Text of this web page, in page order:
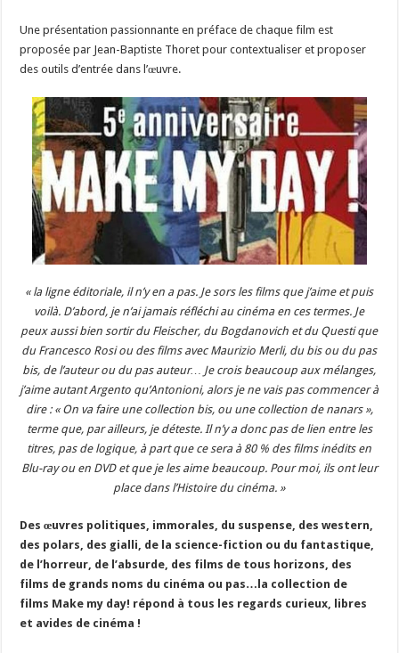
Une présentation passionnante en préface de chaque film est
proposée par Jean-Baptiste Thoret pour contextualiser et proposer
des outils d’entrée dans l’œuvre.
« la ligne éditoriale, il n’y en a pas. Je sors les films que j’aime et puis
voilà. D’abord, je n’ai jamais réfléchi au cinéma en ces termes. Je
peux aussi bien sortir du Fleischer, du Bogdanovich et du Questi que
du Francesco Rosi ou des films avec Maurizio Merli, du bis ou du pas
bis, de l’auteur ou du pas auteur… Je crois beaucoup aux mélanges,
j’aime autant Argento qu’Antonioni, alors je ne vais pas commencer à
dire : « On va faire une collection bis, ou une collection de nanars »,
terme que, par ailleurs, je déteste. Il n’y a donc pas de lien entre les
titres, pas de logique, à part que ce sera à 80 % des films inédits en
Blu-ray ou en DVD et que je les aime beaucoup. Pour moi, ils ont leur
place dans l’Histoire du cinéma. »
Des œuvres politiques, immorales, du suspense, des western,
des polars, des gialli, de la science-fiction ou du fantastique,
de l’horreur, de l’absurde, des films de tous horizons, des
films de grands noms du cinéma ou pas…la collection de
films Make my day! répond à tous les regards curieux, libres
et avides de cinéma !